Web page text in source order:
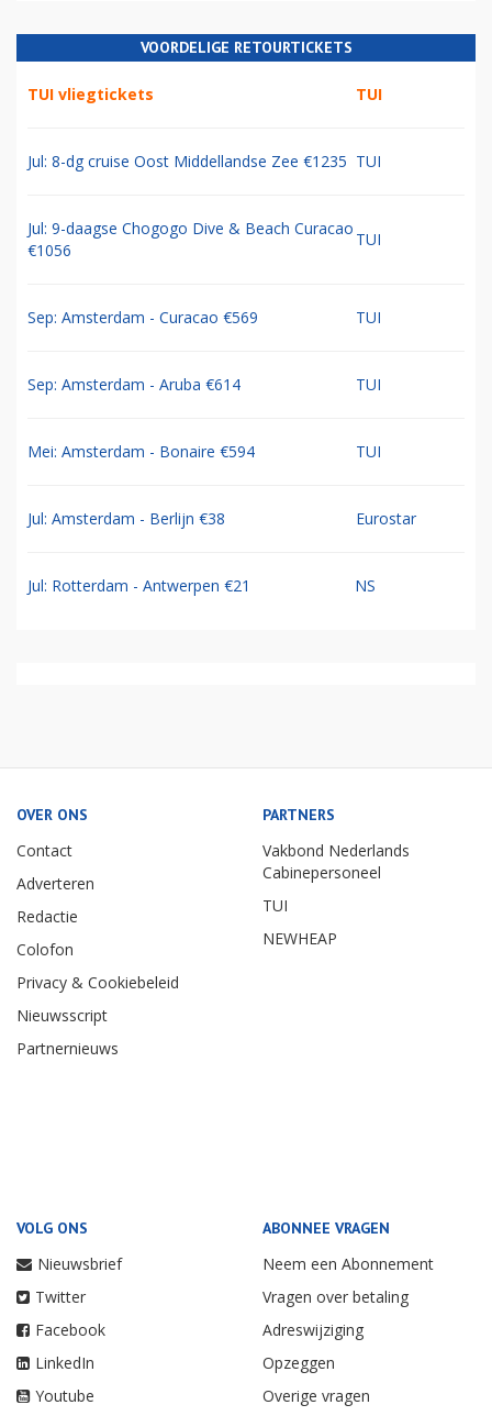
VOORDELIGE RETOURTICKETS
TUI vliegtickets TUI
Jul: 8-dg cruise Oost Middellandse Zee €1235 TUI
Jul: 9-daagse Chogogo Dive & Beach Curacao
€1056
TUI
Sep: Amsterdam - Curacao €569 TUI
Sep: Amsterdam - Aruba €614 TUI
Mei: Amsterdam - Bonaire €594 TUI
Jul: Amsterdam - Berlijn €38 Eurostar
Jul: Rotterdam - Antwerpen €21 NS
OVER ONS
Contact
Adverteren
Redactie
Colofon
Privacy & Cookiebeleid
Nieuwsscript
Partnernieuws
PARTNERS
Vakbond Nederlands
Cabinepersoneel
TUI
NEWHEAP
VOLG ONS
Nieuwsbrief
Twitter
Facebook
LinkedIn
Youtube
ABONNEE VRAGEN
Neem een Abonnement
Vragen over betaling
Adreswijziging
Opzeggen
Overige vragen